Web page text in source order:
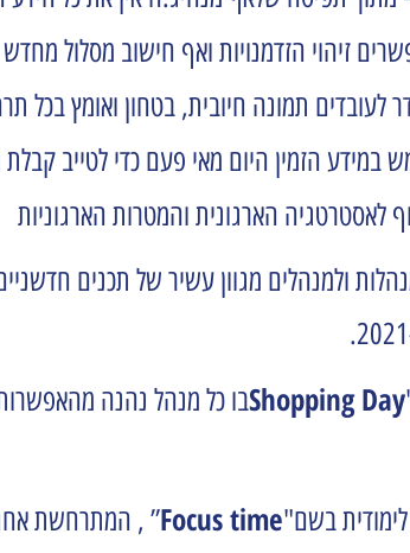
זיהוי הזדמנויות ואף חישוב מסלול
לעובדים תמונה חיובית, בטחון ואומץ בכל
במידע הזמין היום מאי פעם כדי לטייב
לאסטרטגיה הארגונית והמטרות הארגוניות
ולמנהלים מגוון עשיר של תכנים
Shopping Dayבו כל מנהל נהנה
בשם"Focus time” , המתרחשת